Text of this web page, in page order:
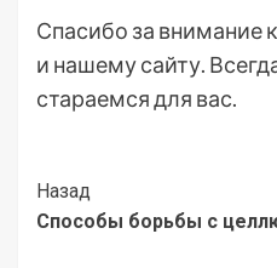
Спасибо за внимание
и нашему сайту.
стараемся для вас.
Post
Navigation
Назад
Способы борьбы с